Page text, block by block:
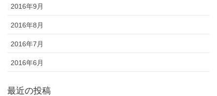
2016年9月
2016年8月
2016年7月
2016年6月
最近の投稿